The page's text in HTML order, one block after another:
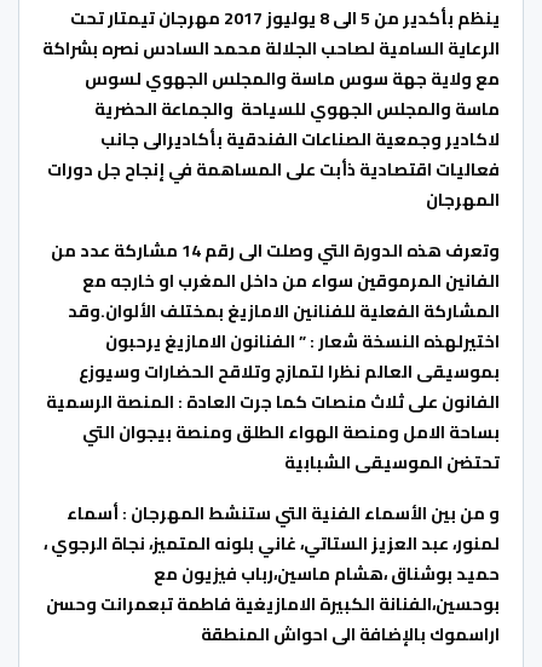
ينظم بأكدير من 5 الى 8 يوليوز 2017 مهرجان تيمتار تحت
الرعاية السامية لصاحب الجلالة محمد السادس نصره بشراكة
مع ولاية جهة سوس ماسة والمجلس الجهوي لسوس
ماسة والمجلس الجهوي للسياحة والجماعة الحضرية
لاكادير وجمعية الصناعات الفندقية بأكاديرالى جانب
فعاليات اقتصادية ذأبت على المساهمة في إنجاح جل دورات
المهرجان
وتعرف هذه الدورة التي وصلت الى رقم 14 مشاركة عدد من
الفانين المرموقين سواء من داخل المغرب او خارجه مع
المشاركة الفعلية للفنانين الامازيغ بمختلف الألوان.وقد
اختيرلهذه النسخة شعار : ” الفنانون الامازيغ يرحبون
بموسيقى العالم نظرا لتمازج وتلاقح الحضارات وسيوزع
الفانون على ثلاث منصات كما جرت العادة : المنصة الرسمية
بساحة الامل ومنصة الهواء الطلق ومنصة بيجوان التي
تحتضن الموسيقى الشبابية
و من بين الأسماء الفنية التي ستنشط المهرجان : أسماء
لمنور، عبد العزيز الستاتي، غاني بلونه المتميز، نجاة الرجوي ،
حميد بوشناق ،هشام ماسين،رباب فيزيون مع
بوحسين،الفنانة الكبيرة الامازيغية فاطمة تبعمرانت وحسن
اراسموك بالإضافة الى احواش المنطقة